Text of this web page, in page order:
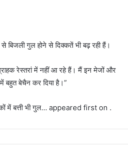
बिजली गुल होने से दिक्कतें भी बढ़ रही हैं।
रेस्तरां में नहीं आ रहे हैं। मैं इन मेजों और
बहुत बेचैन कर दिया है।”
में बत्ती भी गुल… appeared first on .